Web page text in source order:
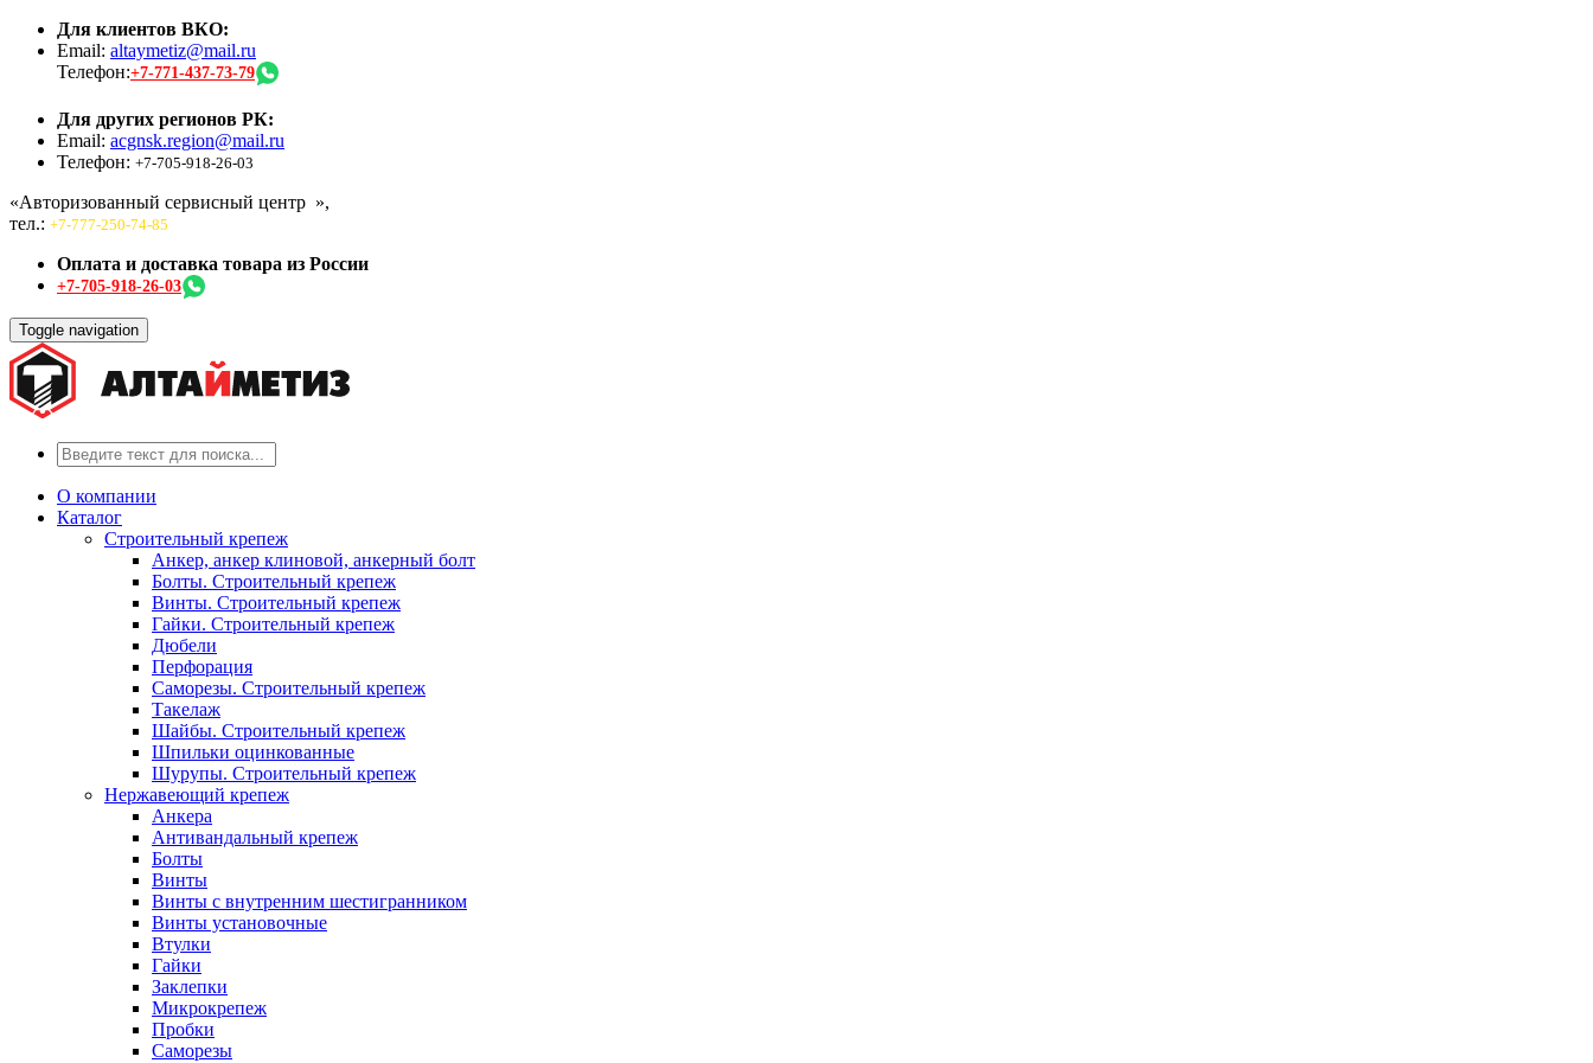
Для клиентов ВКО:
Email: altaymetiz@mail.ru
Телефон:+7-771-437-73-79
Для других регионов РК:
Email: acgnsk.region@mail.ru
Телефон: +7-705-918-26-03
«Авторизованный сервисный центр »,
тел.: +7-777-250-74-85
Оплата и доставка товара из России
+7-705-918-26-03
Toggle navigation
О компании
Каталог
Строительный крепеж
Анкер, анкер клиновой, анкерный болт
Болты. Строительный крепеж
Винты. Строительный крепеж
Гайки. Строительный крепеж
Дюбели
Перфорация
Саморезы. Строительный крепеж
Такелаж
Шайбы. Строительный крепеж
Шпильки оцинкованные
Шурупы. Строительный крепеж
Нержавеющий крепеж
Анкера
Антивандальный крепеж
Болты
Винты
Винты с внутренним шестигранником
Винты установочные
Втулки
Гайки
Заклепки
Микрокрепеж
Пробки
Саморезы